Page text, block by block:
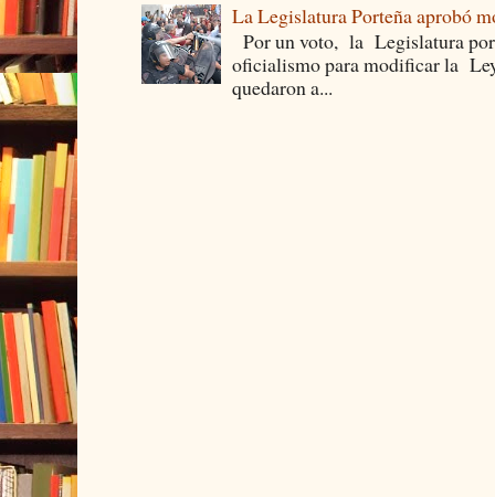
La Legislatura Porteña aprobó
Por un voto, la Legislatura
oficialismo para modificar la
quedaron a...